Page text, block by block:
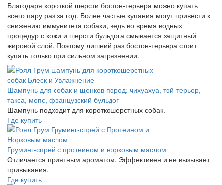
Благодаря короткой шерсти бостон-терьера можно купать
всего пару раз за год. Более частые купания могут привести к
снижению иммунитета собаки, ведь во время водных
процедур с кожи и шерсти бульдога смывается защитный
жировой слой. Поэтому лишний раз бостон-терьера стоит
купать только при сильном загрязнении.
Шампунь для собак и щенков пород: чихуахуа, той-терьер,
такса, мопс, французский бульдог
Шампунь подходит для короткошерстных собак.
Где купить
Груминг-спрей с протеином и норковым маслом
Отличается приятным ароматом. Эффективен и не вызывает
привыкания.
Где купить